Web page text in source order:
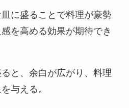
に盛ることで料理が豪勢
を高める効果が期待でき
と、余白が広がり、料理
与える。